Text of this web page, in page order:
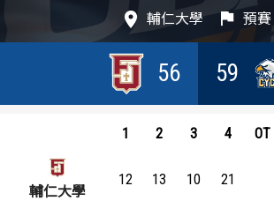
戰績排行
球隊資訊
選手資訊
公開女一級
戰績排行
球隊資訊
選手資訊
輔仁大學 預賽
56 59
1 2 3 4 OT
輔仁大學
12 13 10 21